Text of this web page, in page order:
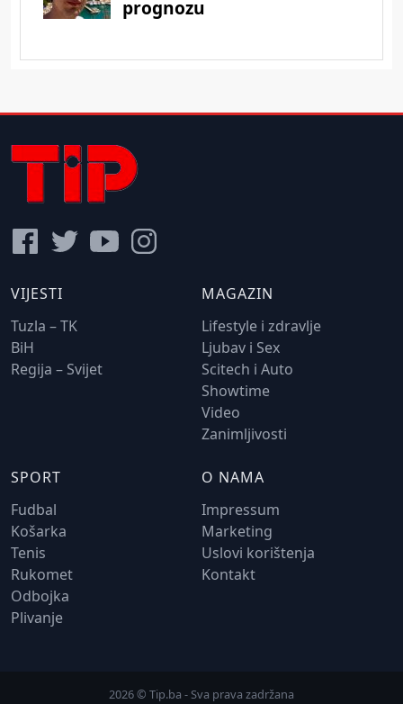
VIJESTI
Tuzla – TK
BiH
Regija – Svijet
MAGAZIN
Lifestyle i zdravlje
Ljubav i Sex
Scitech i Auto
Showtime
Video
Zanimljivosti
SPORT
Fudbal
Košarka
Tenis
Rukomet
Odbojka
Plivanje
O NAMA
Impressum
Marketing
Uslovi korištenja
Kontakt
2026 © Tip.ba - Sva prava zadržana